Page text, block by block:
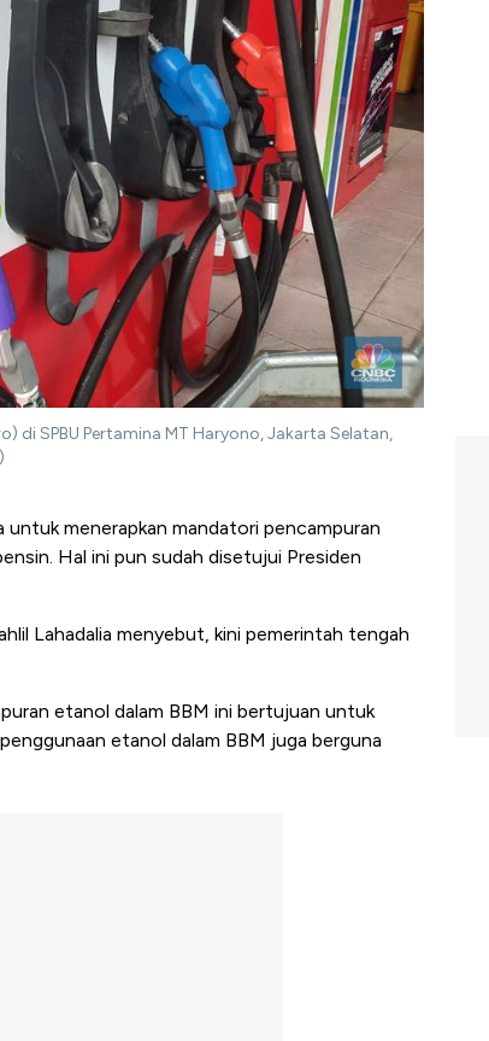
di SPBU Pertamina MT Haryono, Jakarta Selatan,
untuk menerapkan mandatori pencampuran
Hal ini pun sudah disetujui Presiden
Lahadalia menyebut, kini pemerintah tengah
etanol dalam BBM ini bertujuan untuk
etanol dalam BBM juga berguna